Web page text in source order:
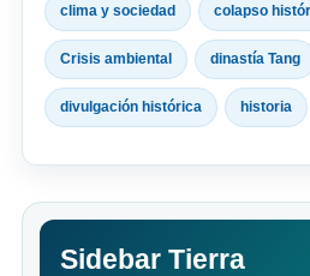
clima y sociedad colapso
Crisis ambiental dinastía Tang
divulgación histórica historia
Sidebar Tierra